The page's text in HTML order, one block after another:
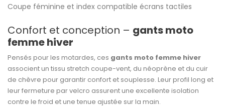
Coupe féminine et index compatible écrans tactiles
Confort et conception – gants moto
femme hiver
Pensés pour les motardes, ces gants moto femme hiver
associent un tissu stretch coupe-vent, du néoprène et du cuir
de chèvre pour garantir confort et souplesse. Leur profil long et
leur fermeture par velcro assurent une excellente isolation
contre le froid et une tenue ajustée sur la main.